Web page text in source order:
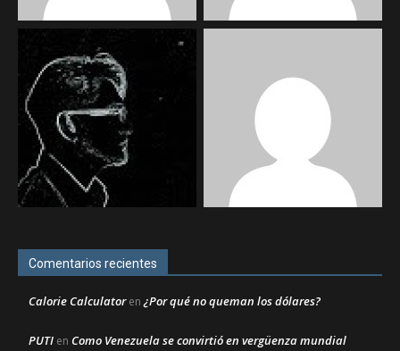
Comentarios recientes
Calorie Calculatoren¿Por qué no queman los dólares?
PUTI en Como Venezuela se convirtió en vergüenza mundial